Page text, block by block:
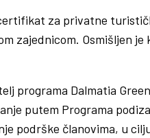
za privatne
zajednicom. Osmišljen
programa Dalmatia
putem Programa
podrške članovima, u